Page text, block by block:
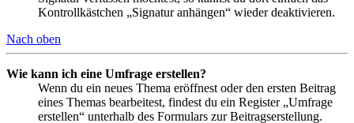
Kontrollkästchen „Signatur anhängen“ wieder deaktivieren.
Nach oben
Wie kann ich eine Umfrage erstellen?
Wenn du ein neues Thema eröffnest oder den ersten Beitrag
eines Themas bearbeitest, findest du ein Register „Umfrage
erstellen“ unterhalb des Formulars zur Beitragserstellung.